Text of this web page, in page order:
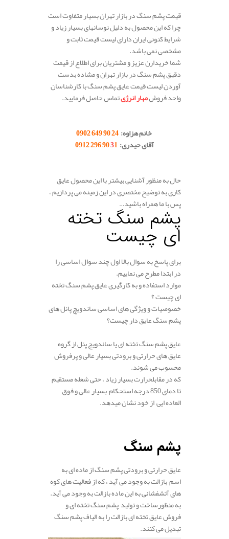
قیمت پشم سنگ در بازار تهران بسیار متفاوت است
چرا که این محصول به دلیل نوسانهای بسیار زیاد و
شرایط کنونی ایران دارای لیست قیمت ثابت و
مشخصی نمی باشد.
شما خریدارن عزیز و مشتریان برای اطلاع از قیمت
دقیق پشم سنگ در بازار تهران و مشاده بدست
آوردن لیست قیمت عایق پشم سنگ با کارشناسان
واحد فروشمهار انرژیتماس حاصل فرمایید.
خانم هزاوه:24 90 649 0902
آقای حیدری: 31 90 296 0912
حال به منظور آشنایی بیشتر با این محصول عایق
کاری به توضیح مختصری در این زمینه می پردازیم ،
پس با ما همراه باشید…
پشم سنگ تخته
ای چیست
برای پاسخ به سوال بالا اول چند سوال اساسی را
در ابتدا مطرح می نماییم.
موارد استفاده و به کارگیری عایق پشم سنگ تخته
ای چیست ؟
خصوصیات و ویژگی های اساسی ساندویچ پانل های
پشم سنگ عایق دار چیست؟
عایق پشم سنگ تخته ای یا ساندویچ پنل از گروه
عایق های حرارتی و برودتی بسیار عالی و پرفروش
محسوب می شوند.
که در مقابلحرارت بسیار زیاد ، حتی شعله مستقیم
تا دمای 850 درجه استحکام بسیار عالی و فوق
العاده ایی از خود نشان میدهد.
پشم سنگ
عایق حرارتی و برودتی پشم سنگ از ماده ای به
اسم بازالت به وجود می آید ، که از فعالیت های کوه
های آتشفشانی به این ماده بازالت به وجود می آید.
به منظورساخت و تولید پشم سنگ تخته ای و
فروش عایق تخته ای بازالت را به الیاف پشم سنگ
تبدیل می کنند.